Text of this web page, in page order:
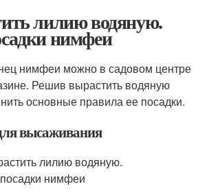
лилию водяную.
нимфеи
нимфеи можно в садовом центре
Решив вырастить водяную
основные правила ее посадки.
высаживания